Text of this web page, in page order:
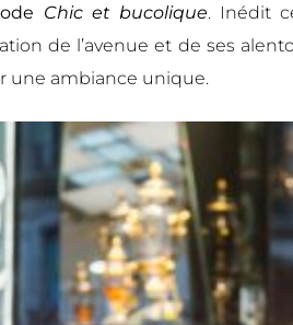
Chic et bucolique. Inédit
de l’avenue et de ses
une ambiance unique.